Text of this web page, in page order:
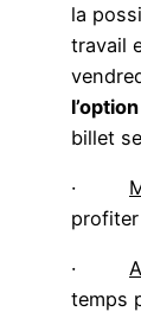
la
travail
billet
·
·
temps